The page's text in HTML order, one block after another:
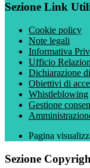
Sezione Link
Cookie policy
Note legali
Informativa
Ufficio
Dichiarazione
Obiettivi di
Whistleblowing
Gestione
Pagina
Sezione